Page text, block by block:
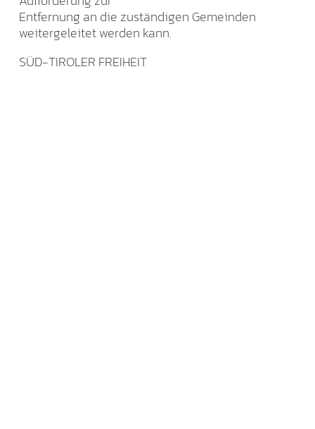
Entfernung an die zuständigen Gemeinden
weitergeleitet werden kann.
SÜD-TIROLER FREIHEIT